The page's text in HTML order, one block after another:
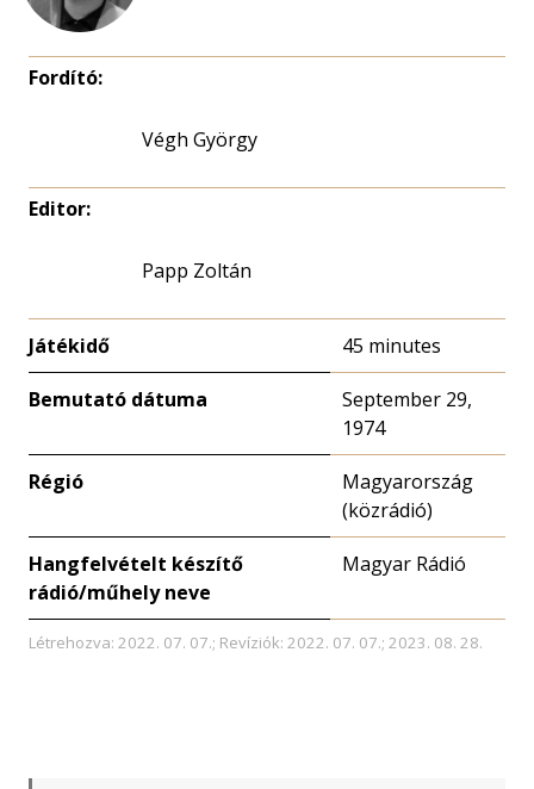
Fordító:
Végh György
Editor:
Papp Zoltán
Játékidő 45 minutes
Bemutató dátuma
September 29,
1974
Régió
Magyarország
(közrádió)
Hangfelvételt készítő
rádió/műhely neve
Magyar Rádió
Létrehozva: 2022. 07. 07.; Revíziók: 2022. 07. 07.; 2023. 08. 28.